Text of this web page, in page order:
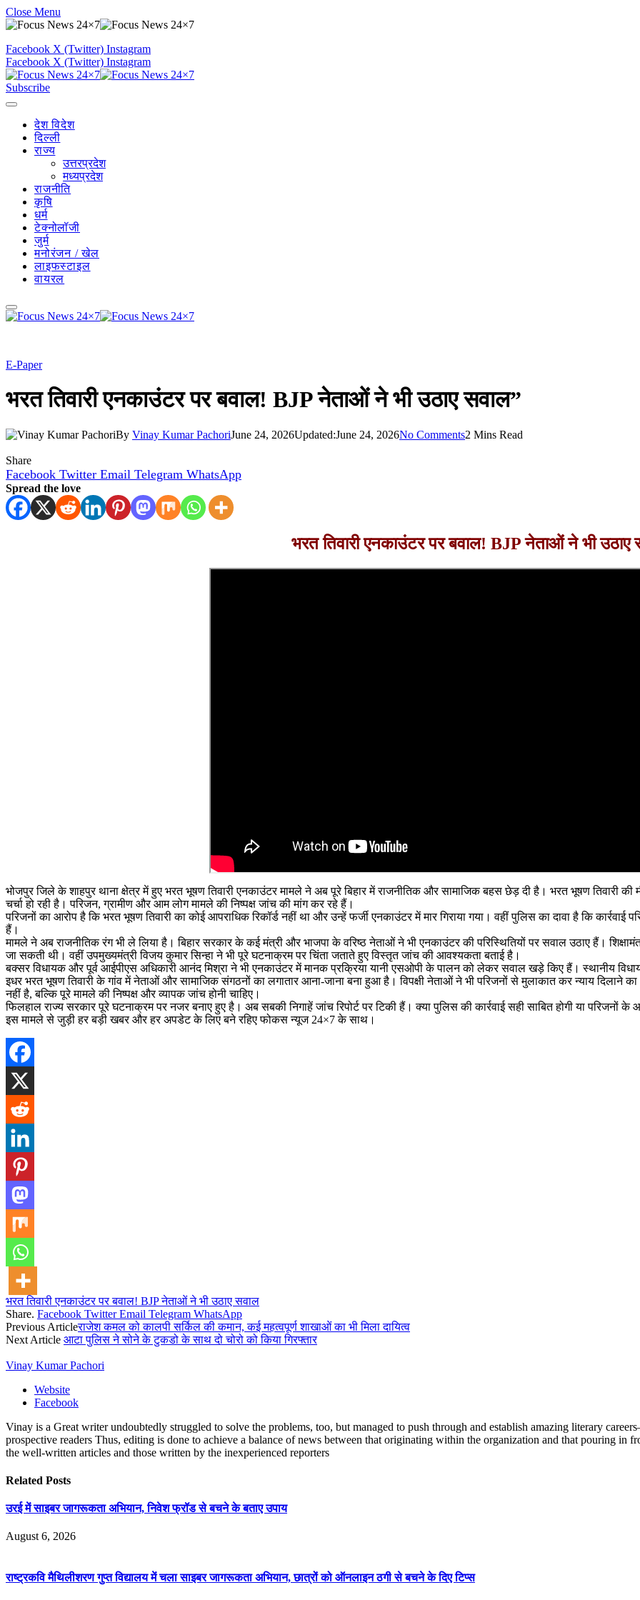
Close Menu
Facebook X (Twitter) Instagram
Facebook X (Twitter) Instagram
Subscribe
देश विदेश
दिल्ली
राज्य
उत्तरप्रदेश
मध्यप्रदेश
राजनीति
कृषि
धर्म
टेक्नोलॉजी
जुर्म
मनोरंजन / खेल
लाइफस्टाइल
वायरल
E-Paper
भरत तिवारी एनकाउंटर पर बवाल! BJP नेताओं ने भी उठाए सवाल”
By Vinay Kumar PachoriJune 24, 2026Updated:June 24, 2026No Comments2 Mins Read
Share
Facebook Twitter Email Telegram WhatsApp
Spread the love
भरत तिवारी एनकाउंटर पर बवाल! BJP नेताओं ने भी उठाए
भोजपुर जिले के शाहपुर थाना क्षेत्र में हुए भरत भूषण तिवारी एनकाउंटर मामले ने अब पूरे बिहार में राजनीतिक और सामाजिक बहस छेड़ दी है। भरत भूषण तिवारी
चर्चा हो रही है। परिजन, ग्रामीण और आम लोग मामले की निष्पक्ष जांच की मांग कर रहे हैं।
परिजनों का आरोप है कि भरत भूषण तिवारी का कोई आपराधिक रिकॉर्ड नहीं था और उन्हें फर्जी एनकाउंटर में मार गिराया गया। वहीं पुलिस का दावा है कि
हैं।
मामले ने अब राजनीतिक रंग भी ले लिया है। बिहार सरकार के कई मंत्री और भाजपा के वरिष्ठ नेताओं ने भी एनकाउंटर की परिस्थितियों पर सवाल उठाए हैं।
जा सकती थी। वहीं उपमुख्यमंत्री विजय कुमार सिन्हा ने भी पूरे घटनाक्रम पर चिंता जताते हुए विस्तृत जांच की आवश्यकता बताई है।
बक्सर विधायक और पूर्व आईपीएस अधिकारी आनंद मिश्रा ने भी एनकाउंटर में मानक प्रक्रिया यानी एसओपी के पालन को लेकर सवाल खड़े किए हैं। स्थानीय
इधर भरत भूषण तिवारी के गांव में नेताओं और सामाजिक संगठनों का लगातार आना-जाना बना हुआ है। विपक्षी नेताओं ने भी परिजनों से मुलाकात कर न्याय दिलाने का
नहीं है, बल्कि पूरे मामले की निष्पक्ष और व्यापक जांच होनी चाहिए।
फिलहाल राज्य सरकार पूरे घटनाक्रम पर नजर बनाए हुए है। अब सबकी निगाहें जांच रिपोर्ट पर टिकी हैं। क्या पुलिस की कार्रवाई सही साबित होगी या
इस मामले से जुड़ी हर बड़ी खबर और हर अपडेट के लिए बने रहिए फोकस न्यूज 24×7 के साथ।
भरत तिवारी एनकाउंटर पर बवाल! BJP नेताओं ने भी उठाए सवाल
Share. Facebook Twitter Email Telegram WhatsApp
Previous Articleराजेश कमल को कालपी सर्किल की कमान, कई महत्वपूर्ण शाखाओं का भी मिला दायित्व
Next Article आटा पुलिस ने सोने के टुकडो के साथ दो चोरो को किया गिरफ्तार
Vinay Kumar Pachori
Website
Facebook
Vinay is a Great writer undoubtedly struggled to solve the problems, too, but managed to push through and establish amazing literary
prospective readers Thus, editing is done to achieve a balance of news between that originating within the organization and that pouring in
the well-written articles and those written by the inexperienced reporters
Related Posts
उरई में साइबर जागरूकता अभियान, निवेश फ्रॉड से बचने के बताए उपाय
August 6, 2026
राष्ट्रकवि मैथिलीशरण गुप्त विद्यालय में चला साइबर जागरूकता अभियान, छात्रों को ऑनलाइन ठगी से बचने के दिए टिप्स